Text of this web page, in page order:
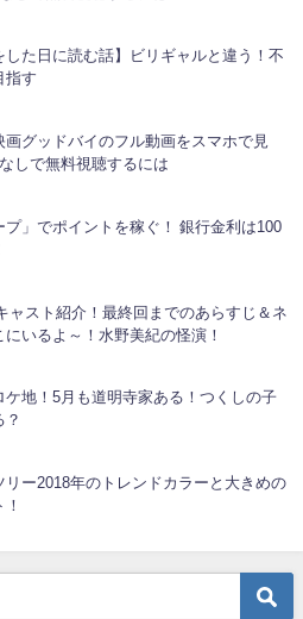
した日に読む話】ビリギャルと違う！不
指す
画グッドバイのフル動画をスマホで見
しで無料視聴するには
プ」でポイントを稼ぐ！ 銀行金利は100
ャスト紹介！最終回までのあらすじ＆ネ
にいるよ～！水野美紀の怪演！
ケ地！5月も道明寺家ある！つくしの子
？
リー2018年のトレンドカラーと大きめの